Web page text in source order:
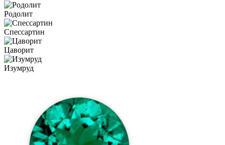
Родолит
Спессартин
Цаворит
Изумруд